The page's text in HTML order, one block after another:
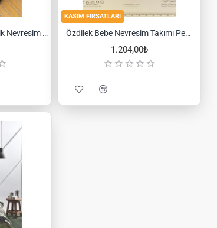
Özdilek Reeds Tek Kişilik Nevresim Takımı
KASIM FIRSATLARI
Özdilek Bebe Nevresim Takımı Pembe Jouets
1.204,00₺